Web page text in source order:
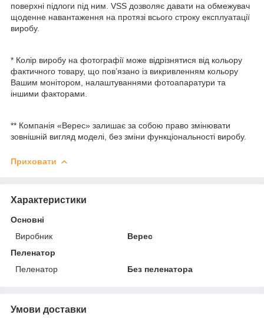
поверхні підлоги під ним. VSS дозволяє давати на обмежувач
щоденне навантаження на протязі всього строку експлуатації
виробу.
* Колір виробу на фотографії може відрізнятися від кольору
фактичного товару, що пов’язано із викривленням кольору
Вашим монітором, налаштуваннями фотоапаратури та
іншими факторами.
** Компанія «Верес» залишає за собою право змінювати
зовнішній вигляд моделі, без зміни функціональності виробу.
Приховати
Характеристики
Основні
Виробник
Верес
Пеленатор
Пеленатор
Без пеленатора
Умови доставки